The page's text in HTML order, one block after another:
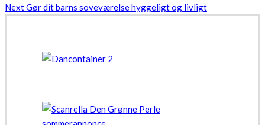
NextGør dit barns soveværelse hyggeligt og livligt